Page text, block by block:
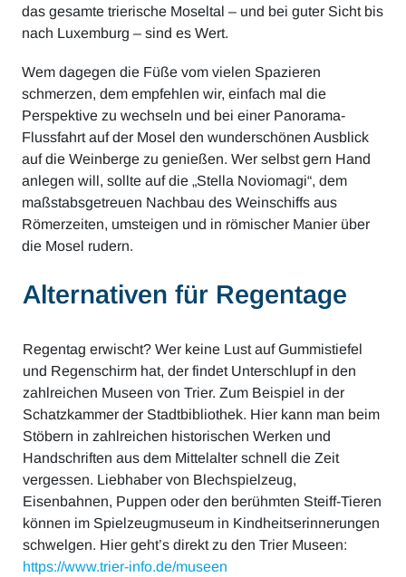
das gesamte trierische Moseltal – und bei guter Sicht bis
nach Luxemburg – sind es Wert.
Wem dagegen die Füße vom vielen Spazieren
schmerzen, dem empfehlen wir, einfach mal die
Perspektive zu wechseln und bei einer Panorama-
Flussfahrt auf der Mosel den wunderschönen Ausblick
auf die Weinberge zu genießen. Wer selbst gern Hand
anlegen will, sollte auf die „Stella Noviomagi“, dem
maßstabsgetreuen Nachbau des Weinschiffs aus
Römerzeiten, umsteigen und in römischer Manier über
die Mosel rudern.
Alternativen für Regentage
Regentag erwischt? Wer keine Lust auf Gummistiefel
und Regenschirm hat, der findet Unterschlupf in den
zahlreichen Museen von Trier. Zum Beispiel in der
Schatzkammer der Stadtbibliothek. Hier kann man beim
Stöbern in zahlreichen historischen Werken und
Handschriften aus dem Mittelalter schnell die Zeit
vergessen. Liebhaber von Blechspielzeug,
Eisenbahnen, Puppen oder den berühmten Steiff-Tieren
können im Spielzeugmuseum in Kindheitserinnerungen
schwelgen. Hier geht’s direkt zu den Trier Museen:
https://www.trier-info.de/museen